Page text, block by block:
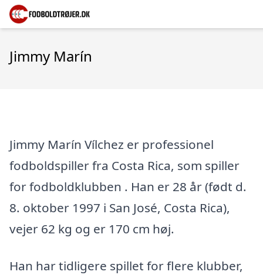
Jimmy Marín
Jimmy Marín Vílchez er professionel
fodboldspiller fra Costa Rica, som spiller
for fodboldklubben . Han er 28 år (født d.
8. oktober 1997 i San José, Costa Rica),
vejer 62 kg og er 170 cm høj.
Han har tidligere spillet for flere klubber,